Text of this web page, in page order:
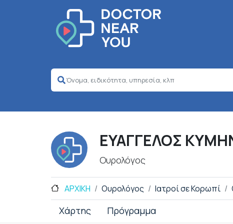
ΕΥΑΓΓΕΛΟΣ
Ουρολόγος
ΑΡΧΙΚΗ Ουρολόγος Ιατροί σε Κορωπί
Χάρτης Πρόγραμμα